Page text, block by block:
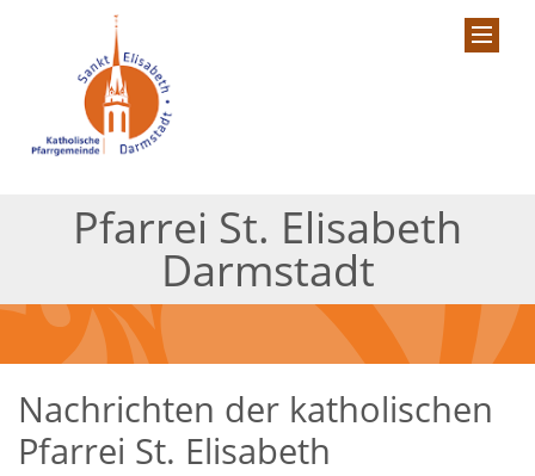
Pfarrei St. Elisabeth
Darmstadt
Nachrichten der katholischen
Pfarrei St. Elisabeth